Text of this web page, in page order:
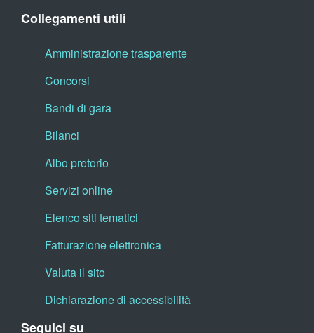
Collegamenti utili
Amministrazione trasparente
Concorsi
Bandi di gara
Bilanci
Albo pretorio
Servizi online
Elenco siti tematici
Fatturazione elettronica
Valuta il sito
Dichiarazione di accessibilità
Seguici su